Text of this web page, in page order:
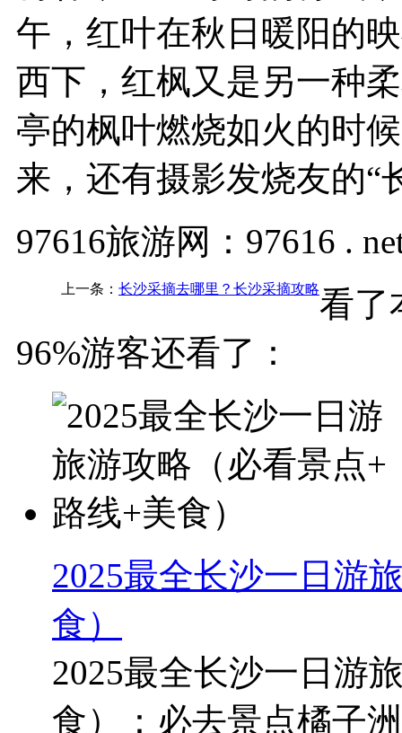
午，红叶在秋日暖阳的
西下，红枫又是另一种
亭的枫叶燃烧如火的时
来，还有摄影发烧友的“
97616旅游网：97616 .
上一条： 长沙采摘去哪里？长沙采摘攻略看了
96%游客还看了：
2025最全长沙一日游
食）
2025最全长沙一日游
食）：必去景点橘子